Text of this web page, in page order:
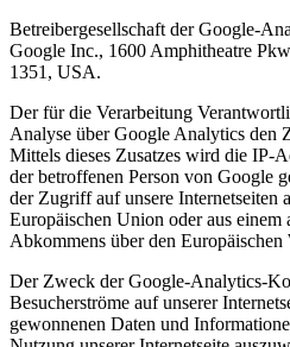
Betreibergesellschaft der Google-
Google Inc., 1600 Amphitheatre
1351, USA.
Der für die Verarbeitung
Analyse über Google Analytics den
Mittels dieses Zusatzes wird die IP-
der betroffenen Person von Google
der Zugriff auf unsere Internetseiten
Europäischen Union oder aus einem
Abkommens über den
Der Zweck der Google-Analytics-
Besucherströme auf unserer
gewonnenen Daten und